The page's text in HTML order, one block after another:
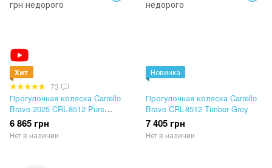
Хит
73
Прогулочная коляска Carrello
Bravo 2025 CRL-8512 Pure
Black
6 865 грн
Нет в наличии
Новинка
Прогулочная коляска Carrello
Bravo CRL-8512 Timber Grey
7 405 грн
Нет в наличии